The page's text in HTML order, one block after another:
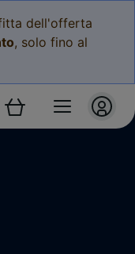
dell'offerta
, solo fino al